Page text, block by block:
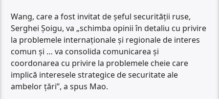
Wang, care a fost invitat de șeful securității ruse,
Serghei Șoigu, va „schimba opinii în detaliu cu privire
la problemele internaționale și regionale de interes
comun și … va consolida comunicarea și
coordonarea cu privire la problemele cheie care
implică interesele strategice de securitate ale
ambelor țări”, a spus Mao.